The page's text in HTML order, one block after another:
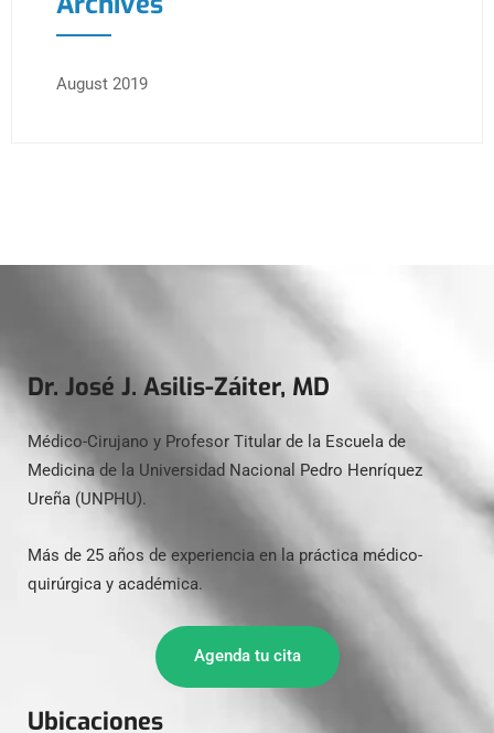
August 2019
Dr. José J. Asilis-Záiter, MD
Médico-Cirujano y Profesor Titular de la Escuela de
Medicina de la Universidad Nacional Pedro Henríquez
Ureña (UNPHU).
Más de 25 años de experiencia en la práctica médico-
quirúrgica y académica.
Agenda tu cita
Ubicaciones